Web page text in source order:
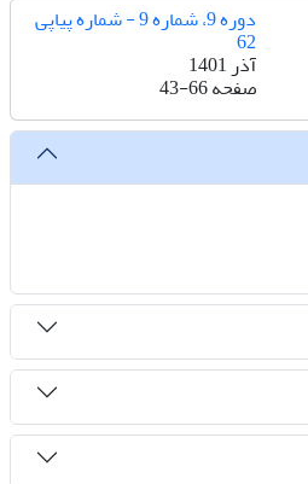
دوره 9، شماره 9 - شماره پیاپی
62
آذر 1401
صفحه43-66